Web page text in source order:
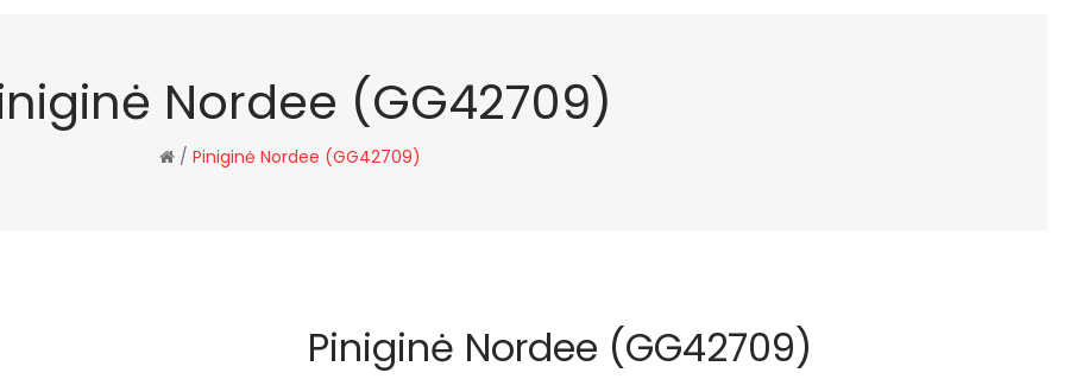
Nordee (GG42709)
/ Piniginė Nordee (GG42709)
Piniginė Nordee (GG42709)